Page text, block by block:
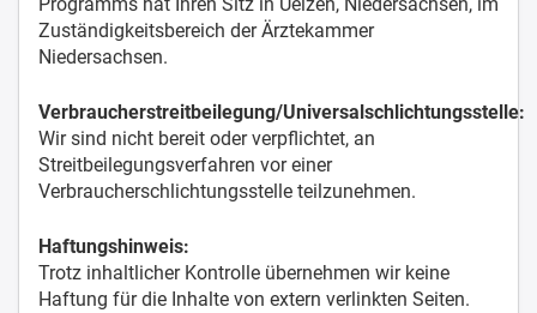
Programms hat Ihren Sitz in Uelzen, Niedersachsen, im
Zuständigkeitsbereich der Ärztekammer
Niedersachsen.
Verbraucherstreitbeilegung/Universalschlichtungsstelle:
Wir sind nicht bereit oder verpflichtet, an
Streitbeilegungsverfahren vor einer
Verbraucherschlichtungsstelle teilzunehmen.
Haftungshinweis:
Trotz inhaltlicher Kontrolle übernehmen wir keine
Haftung für die Inhalte von extern verlinkten Seiten.